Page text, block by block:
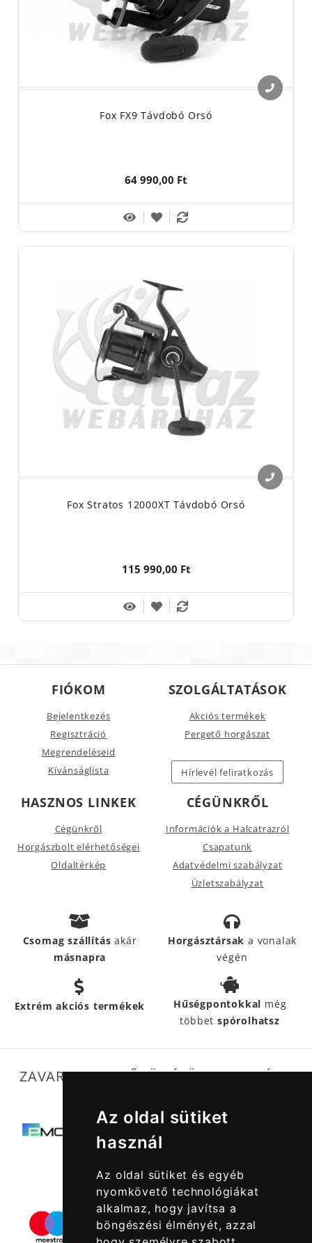
Az oldal sütiket
használ
Az oldal sütiket és egyéb
nyomkövető technológiákat
alkalmaz, hogy javítsa a
böngészési élményét, azzal
Fox FX9 Távdobó Orsó
64 990,00 Ft
Fox Stratos 12000XT Távdobó Orsó
115 990,00 Ft
FIÓKOM
Bejelentkezés
Regisztráció
Megrendeléseid
Kívánságlista
SZOLGÁLTATÁSOK
Akciós termékek
Pergető horgászat
Hírlevél feliratkozás
HASZNOS LINKEK
Cégünkről
Horgászbolt elérhetőségei
Oldaltérkép
CÉGÜNKRŐL
Információk a Halcatrazról
Csapatunk
Adatvédelmi szabályzat
Üzletszabályzat
Csomag szállításakár
másnapra
Horgásztársak a vonalak
végén
Extrém akciós termékek Hűségpontokkal még
többetspórolhatsz
ZAVARTALAN MŰKÖDÉSÜNKET SEGÍTIK